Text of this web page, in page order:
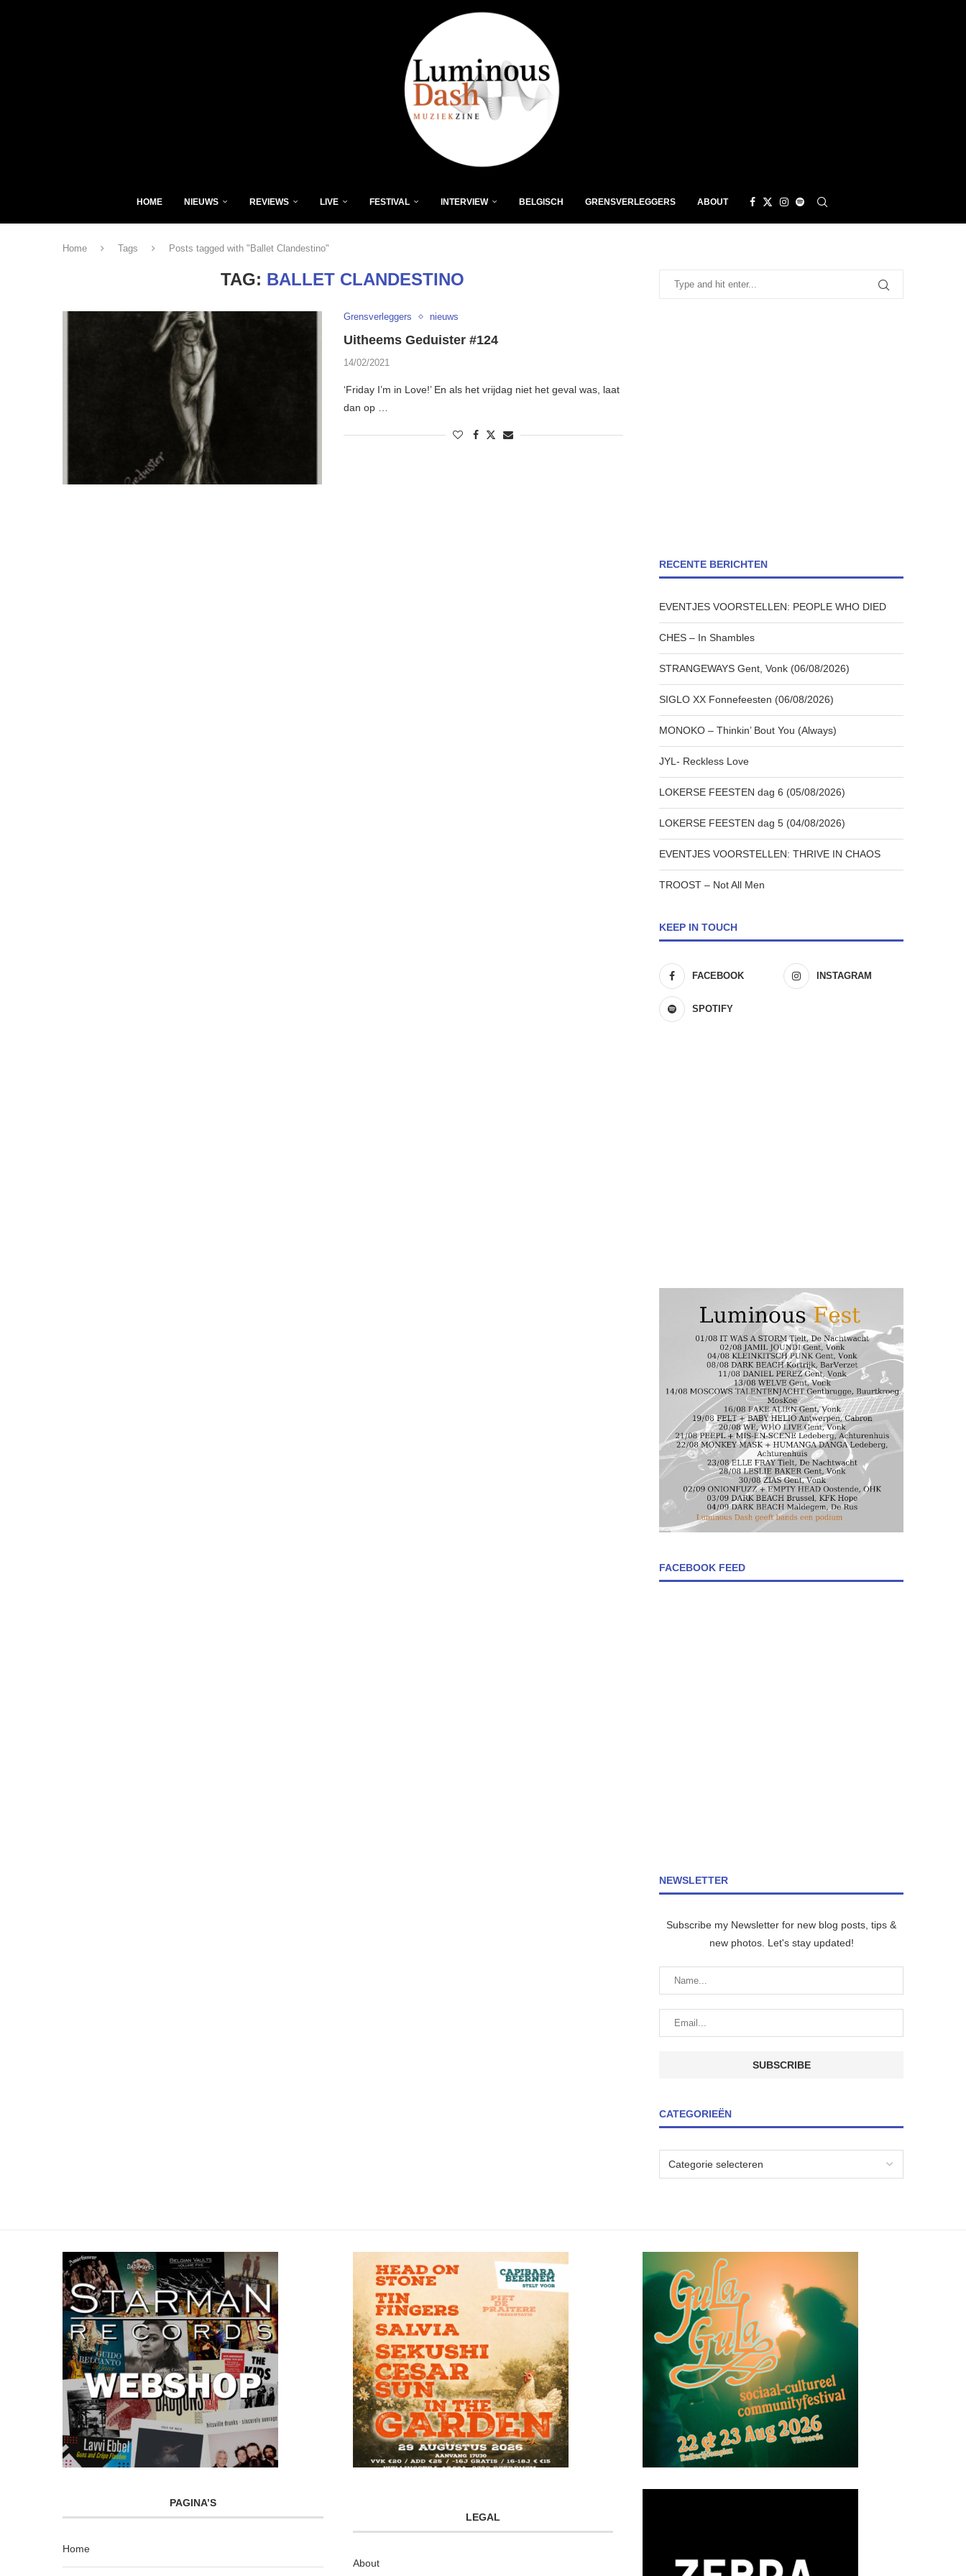
HOME NIEUWS REVIEWS LIVE FESTIVAL INTERVIEW BELGISCH GRENSVERLEGGERS ABOUT
Home Tags Posts tagged with "Ballet Clandestino"
TAG: BALLET CLANDESTINO
Grensverleggers nieuws
Uitheems Geduister #124
14/02/2021
‘Friday I’m in Love!’ En als het vrijdag niet het geval was, laat
dan op …
RECENTE BERICHTEN
EVENTJES VOORSTELLEN: PEOPLE WHO DIED
CHES – In Shambles
STRANGEWAYS Gent, Vonk (06/08/2026)
SIGLO XX Fonnefeesten (06/08/2026)
MONOKO – Thinkin’ Bout You (Always)
JYL- Reckless Love
LOKERSE FEESTEN dag 6 (05/08/2026)
LOKERSE FEESTEN dag 5 (04/08/2026)
EVENTJES VOORSTELLEN: THRIVE IN CHAOS
TROOST – Not All Men
KEEP IN TOUCH
FACEBOOK INSTAGRAM
SPOTIFY
FACEBOOK FEED
NEWSLETTER
Subscribe my Newsletter for new blog posts, tips &
new photos. Let's stay updated!
CATEGORIEËN
PAGINA’S
Home
LEGAL
About